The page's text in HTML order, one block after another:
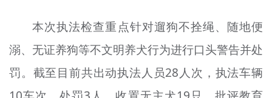
宣传思想文化人才
专题
本次执法检查重点针对遛狗不拴绳、随地便
溺、无证养狗等不文明养犬行为进行口头警告并处
罚。截至目前共出动执法人员28人次，执法车辆